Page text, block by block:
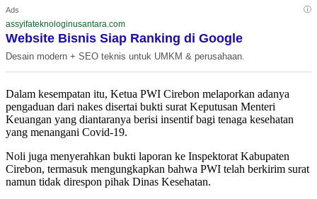
Ads ⓘ
assyifateknologinusantara.com
Website Bisnis Siap Ranking di Google
Desain modern + SEO teknis untuk UMKM & perusahaan.
Dalam kesempatan itu, Ketua PWI Cirebon melaporkan adanya
pengaduan dari nakes disertai bukti surat Keputusan Menteri
Keuangan yang diantaranya berisi insentif bagi tenaga kesehatan
yang menangani Covid-19.
Noli juga menyerahkan bukti laporan ke Inspektorat Kabupaten
Cirebon, termasuk mengungkapkan bahwa PWI telah berkirim surat
namun tidak direspon pihak Dinas Kesehatan.